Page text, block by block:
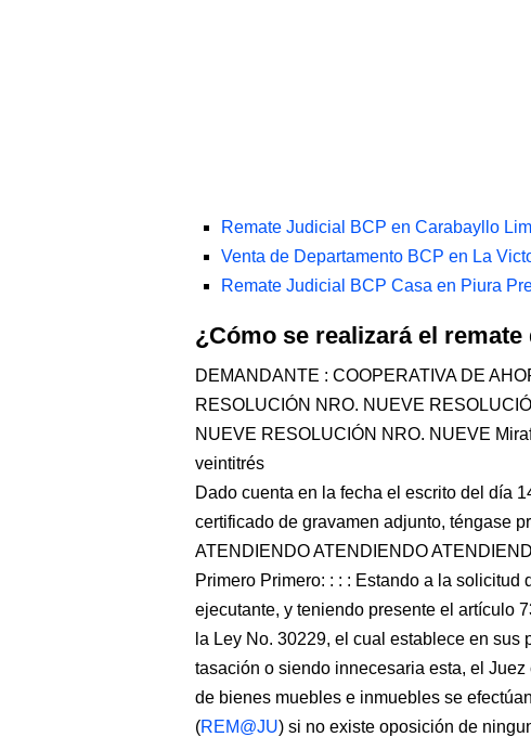
Remate Judicial BCP en Carabayllo
Venta de Departamento BCP en La
Remate Judicial BCP Casa en Piura
¿Cómo se realizará el
DEMANDANTE : COOPERATIVA DE
RESOLUCIÓN NRO. NUEVE
NUEVE RESOLUCIÓN NRO. NUEVE
veintitrés
Dado cuenta en la fecha el escrito del día
certificado de gravamen adjunto, téngase
ATENDIENDO ATENDIENDO
Primero Primero: : : : Estando a la solicitud
ejecutante, y teniendo presente el artículo
la Ley No. 30229, el cual establece en
tasación o siendo innecesaria esta, el
de bienes muebles e inmuebles se
(REM@JU) si no existe oposición de